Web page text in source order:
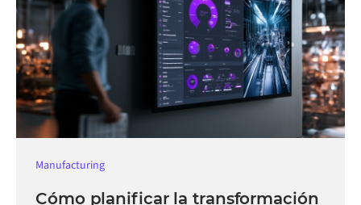
Manufacturing
Cómo planificar la transformación